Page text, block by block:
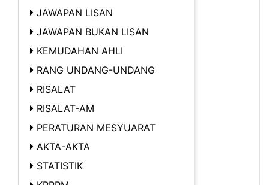
JAWAPAN LISAN
JAWAPAN BUKAN LISAN
KEMUDAHAN AHLI
RANG UNDANG-UNDANG
RISALAT
RISALAT-AM
PERATURAN MESYUARAT
AKTA-AKTA
STATISTIK